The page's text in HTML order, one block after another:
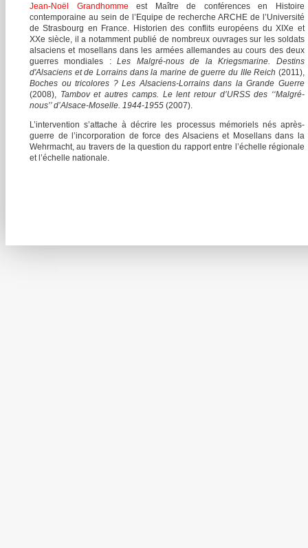
Jean-Noël Grandhomme est Maître de conférences en Histoire
contemporaine au sein de l’Equipe de recherche ARCHE de l’Université
de Strasbourg en France. Historien des conflits européens du XIXe et
XXe siècle, il a notamment publié de nombreux ouvrages sur les soldats
alsaciens et mosellans dans les armées allemandes au cours des deux
guerres mondiales :Les Malgré-nous de la Kriegsmarine. Destins
d'Alsaciens et de Lorrains dans la marine de guerre du IIIe Reich (2011),
Boches ou tricolores ? Les Alsaciens-Lorrains dans la Grande Guerre
(2008), Tambov et autres camps. Le lent retour d’URSS des ‘‘Malgré-
nous’’ d’Alsace-Moselle. 1944-1955 (2007).
L’intervention s’attache à décrire les processus mémoriels nés après-
guerre de l’incorporation de force des Alsaciens et Mosellans dans la
Wehrmacht, au travers de la question du rapport entre l’échelle régionale
et l’échelle nationale.